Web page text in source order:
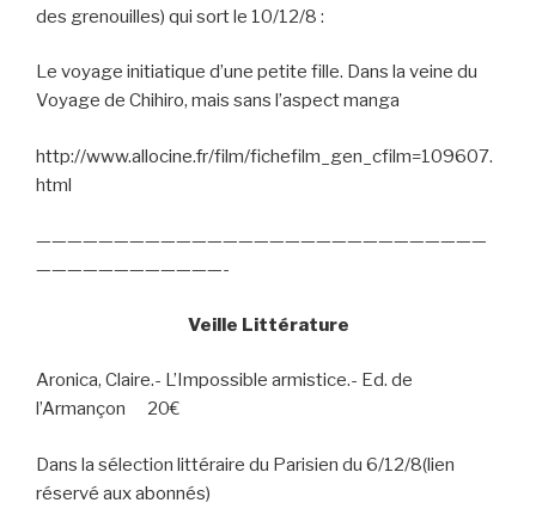
des grenouilles) qui sort le 10/12/8 :
Le voyage initiatique d’une petite fille. Dans la veine du
Voyage de Chihiro, mais sans l’aspect manga
http://www.allocine.fr/film/fichefilm_gen_cfilm=109607.
html
—————————————————————————————
————————————-
Veille Littérature
Aronica, Claire.- L’Impossible armistice.- Ed. de
l’Armançon
20€
Dans la sélection littéraire du Parisien du 6/12/8(lien
réservé aux abonnés)